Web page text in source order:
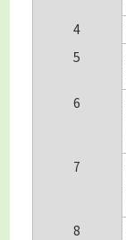
4
5
6
7
8